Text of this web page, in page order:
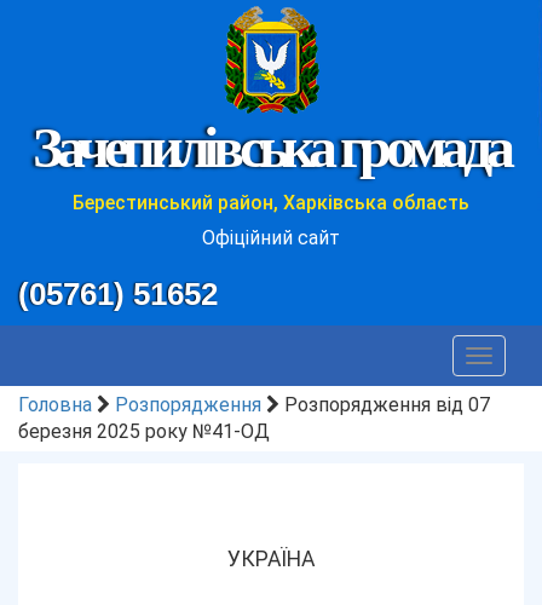
Зачепилівська громада
Берестинський район, Харківська область
Офіційний сайт
(05761) 51652
Toggle
Головна
Розпорядження
Розпорядження від 07
березня 2025 року №41-ОД
УКРАЇНА